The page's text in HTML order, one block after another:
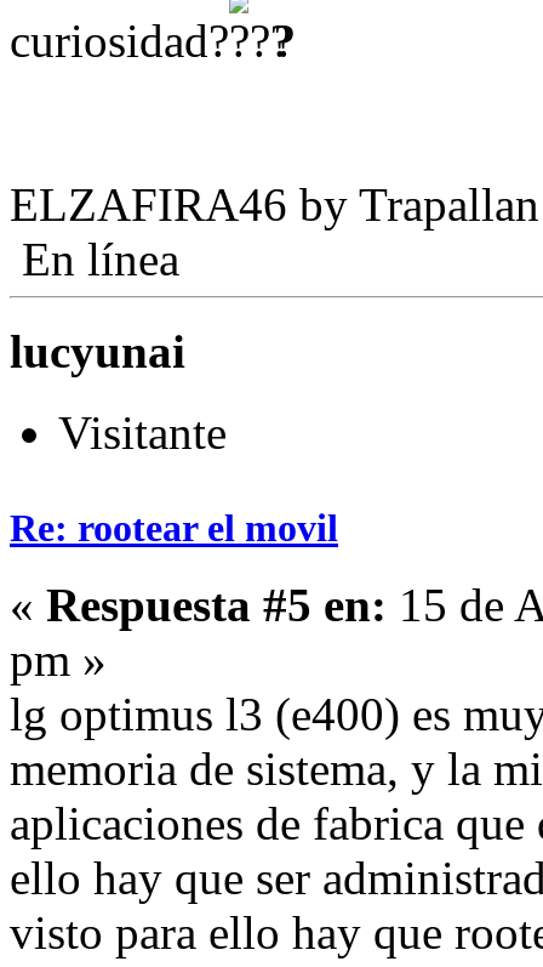
curiosidad?
?
ELZAFIRA46 by Trapallan
En línea
lucyunai
Visitante
Re: rootear el movil
« Respuesta #5 en: 15 de
pm »
lg optimus l3 (e400) es
memoria de sistema, y la
aplicaciones de fabrica
ello hay que ser
visto para ello hay que